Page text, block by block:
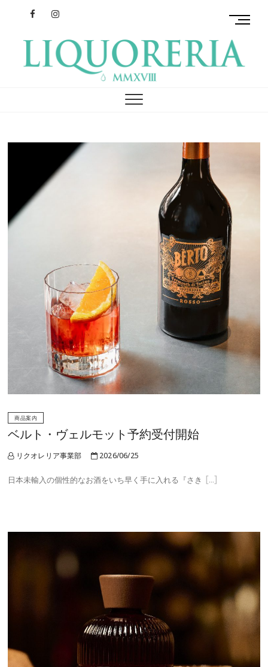
FacebookInstagram
リクオレリア
M
u
商品案内
ベルト・ヴェルモット予約受付開始
リクオレリア事業部 2026/06/25
日本未輸入の個性的なお酒をいち早く手に入れる『さき